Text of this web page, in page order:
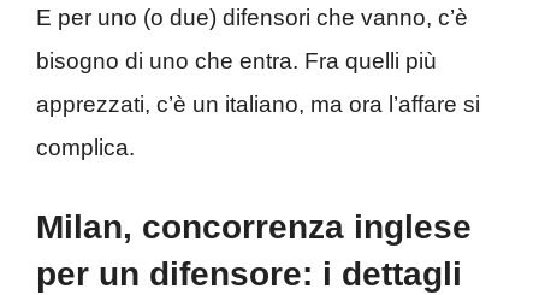
E per uno (o due) difensori che vanno, c’è
bisogno di uno che entra. Fra quelli più
apprezzati, c’è un italiano, ma ora l’affare si
complica.
Milan, concorrenza inglese
per un difensore: i dettagli